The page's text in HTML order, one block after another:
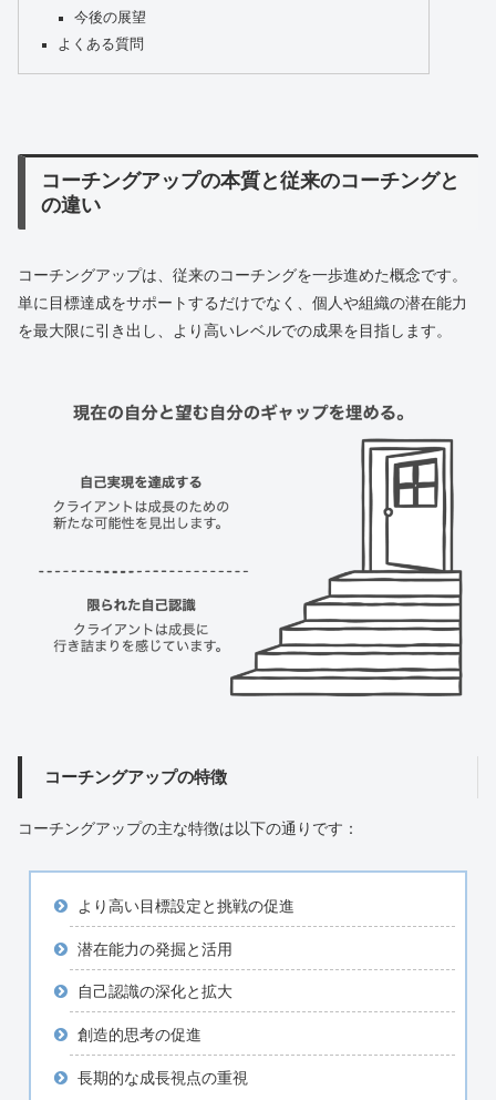
今後の展望
よくある質問
コーチングアップの本質と従来のコーチングと
の違い
コーチングアップは、従来のコーチングを一歩進めた概念です。
単に目標達成をサポートするだけでなく、個人や組織の潜在能力
を最大限に引き出し、より高いレベルでの成果を目指します。
コーチングアップの特徴
コーチングアップの主な特徴は以下の通りです：
より高い目標設定と挑戦の促進
潜在能力の発掘と活用
自己認識の深化と拡大
創造的思考の促進
長期的な成長視点の重視